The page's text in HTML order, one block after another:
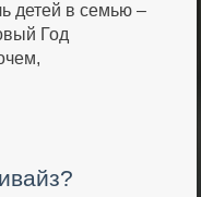
детей в семью –
Год